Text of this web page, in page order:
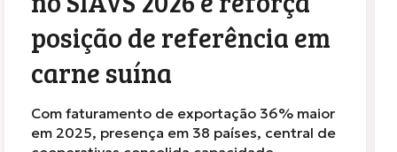
posição de referência em
carne suína
Com faturamento de exportação 36% maior
em 2025, presença em 38 países, central de